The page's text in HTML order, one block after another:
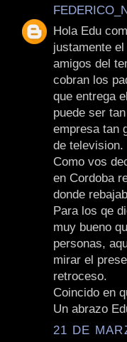
Hola Edu
justamente
amigos del
cobran los
que entrega
puede ser
empresa tan
de television.
Como vos
en Cordoba
donde
Para los qe
muy bueno
personas,
mirar el
retroceso.
Coincido en
Un abrazo
21 DE